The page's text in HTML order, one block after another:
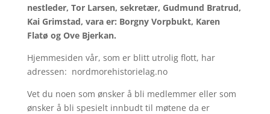
nestleder, Tor Larsen, sekretær, Gudmund Bratrud,
Kai Grimstad, vara er: Borgny Vorpbukt, Karen
Flatø og Ove Bjerkan.
Hjemmesiden vår, som er blitt utrolig flott, har
adressen: nordmorehistorielag.no
Vet du noen som ønsker å bli medlemmer eller som
ønsker å bli spesielt innbudt til møtene da er